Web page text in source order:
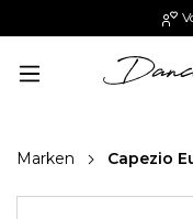
Marken Capezio
Bildergalerie